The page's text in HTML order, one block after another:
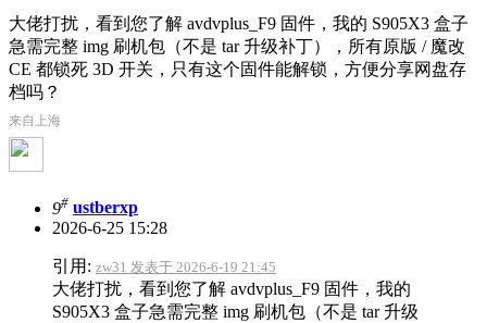
大佬打扰，看到您了解 avdvplus_F9 固件，我的 S905X3 盒子
急需完整 img 刷机包（不是 tar 升级补丁），所有原版 / 魔改
CE 都锁死 3D 开关，只有这个固件能解锁，方便分享网盘存
档吗？
来自上海
9# ustberxp
2026-6-25 15:28
引用: zw31 发表于 2026-6-19 21:45
大佬打扰，看到您了解 avdvplus_F9 固件，我的
S905X3 盒子急需完整 img 刷机包（不是 tar 升级